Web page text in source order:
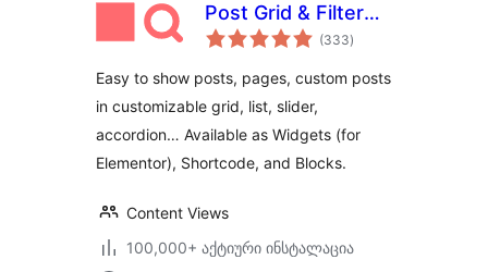
Post Grid & Filter
(Shortcode, Blocks,
Widgets)
(333საერთო
რეიტინგი
)
Easy to show posts, pages, custom posts
in customizable grid, list, slider,
accordion… Available as Widgets (for
Elementor), Shortcode, and Blocks.
Content Views
100,000+ აქტიური ინსტალაცია